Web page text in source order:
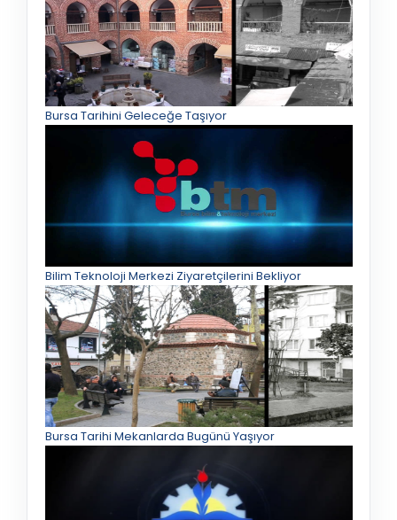
Bursa Tarihini Geleceğe Taşıyor
Bilim Teknoloji Merkezi Ziyaretçilerini Bekliyor
Bursa Tarihi Mekanlarda Bugünü Yaşıyor